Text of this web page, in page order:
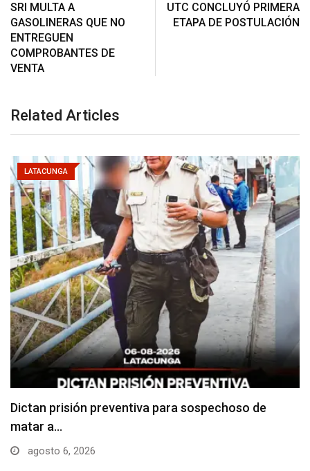
SRI MULTA A
GASOLINERAS QUE NO
ENTREGUEN
COMPROBANTES DE
VENTA
UTC CONCLUYÓ PRIMERA
ETAPA DE POSTULACIÓN
Related Articles
LATACUNGA
Usuarios madrugan y hacen largas filas para
obtener…
agosto 6, 2026